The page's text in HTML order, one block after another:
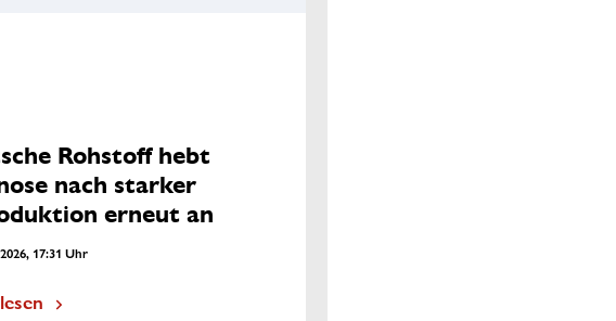
Rohstoff hebt
nach starker
erneut an
17:31 Uhr